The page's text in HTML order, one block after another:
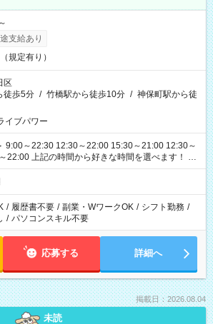
支給あり
規定有り）
区
徒歩5分 / 竹橋駅から徒歩10分 / 神保町駅から徒
イブパワー
9:00～22:30 12:30～22:00 15:30～21:00 12:30～
な時間を選べます！ ※
なる可能性があります
/ 履歴書不要 / 副業・WワークOK / シフト勤務 /
/ パソコンスキル不要
応募する 詳細へ
掲載日：2026.08.04
未読